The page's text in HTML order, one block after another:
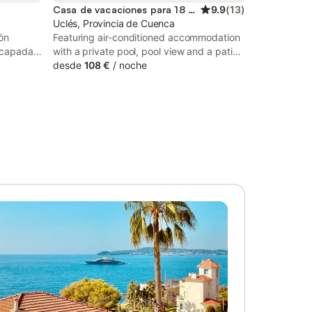
Entre
una
y lujo
Casa de vacaciones para 18 personas 9.9(13)
Uclés, Provincia de Cuenca
Featuring air-conditioned accommodation
with a private pool, pool view and a patio,
Casa Rural El Cuartel de Uclés is located in
desde 108 € / noche